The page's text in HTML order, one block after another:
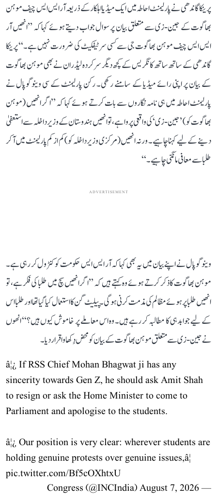
پرینکا گاندھی نے پارلیمنٹ احاطہ میں ایک میڈیا اہلکار کے ذریعہ آر ایس ایس چیف موہن
بھاگوت کے جین-زی سے متعلق بیان پر سوال جواب دیتے ہوئے کہا کہ ’’انھیں آر
ایس ایس چیف موہن بھاگوت جی سے کسی سرٹیفکیٹ کی ضرورت نہیں ہے۔‘‘ پرینکا
گاندھی کے ساتھ ساتھ کانگریس کے کچھ دیگر سرکردہ لیڈران نے بھی موہن بھاگوت
کے بیان پر اپنی رائے میڈیا کے سامنے رکھی۔ رکن پارلیمنٹ کے سی وینوگوپال نے
پارلیمنٹ احاطہ میں ہی نامہ نگاروں سے بات کرتے ہوئے کہا کہ ’’اگر انھیں (موہن
بھاگوت کو) ’جین-زی‘ کی واقعی پروا ہے، تو انھیں ہندوستان کے وزیر داخلہ سےا ستعفیٰ
دینے کے لیے کہنا چاہیے۔ ورنہ انھیں (مرکزی وزیر داخلہ کو) کم از کم پارلیمنٹ میں آ کر
طلبا سے معافی مانگنی چاہیے۔‘‘
ADVERTISEMENT
وینوگوپال نے اپنے بیان میں یہ بھی کہا کہ آر ایس ایس حکومت کو کنٹرول کر رہی ہے۔
موہن بھاگوت کا ذکر کرتے ہوئے وہ کہتے ہیں کہ ’’اگر انھیں سچ میں طلبا کی فکر ہے، تو
انھیں طلبا پر ہوئے مظالم کی مذمت کرنی ہوگی۔ پیلیٹ گن کا استعمال کیا گیا تھا اور طلبا اس
کے لیے جوابدہی کا مطالبہ کر رہے ہیں۔ وہ اس معاملے پر خاموش کیوں ہیں؟‘‘ انھوں
نے جین-زی سے متعلق موہن بھاگوت کے بیان کو محض دِکھاوا قرار دیا۔
â¦¿ If RSS Chief Mohan Bhagwat ji has any
sincerity towards Gen Z, he should ask Amit Shah
to resign or ask the Home Minister to come to
Parliament and apologise to the students.
â¦¿ Our position is very clear: wherever students are
holding genuine protests over genuine issues,â¦
pic.twitter.com/Bf5cOXhtxU
— Congress (@INCIndia)
August 7, 2026